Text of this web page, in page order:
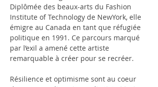
Diplômée des beaux-arts du Fashion
Institute of Technology de NewYork, elle
émigre au Canada en tant que réfugiée
politique en 1991. Ce parcours marqué
par l’exil a amené cette artiste
remarquable à créer pour se recréer.
Résilience et optimisme sont au coeur